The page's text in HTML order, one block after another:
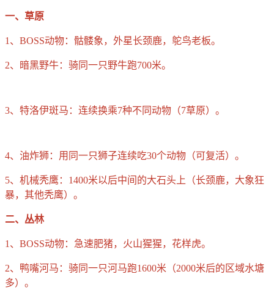
一、草原
1、BOSS动物：骷髅象，外星长颈鹿，鸵鸟老板。
2、暗黑野牛：骑同一只野牛跑700米。
3、特洛伊斑马：连续换乘7种不同动物（7草原）。
4、油炸狮：用同一只狮子连续吃30个动物（可复活）。
5、机械秃鹰：1400米以后中间的大石头上（长颈鹿，大象狂
暴，其他秃鹰）。
二、丛林
1、BOSS动物：急速肥猪，火山猩猩，花样虎。
2、鸭嘴河马：骑同一只河马跑1600米（2000米后的区域水塘
多）。